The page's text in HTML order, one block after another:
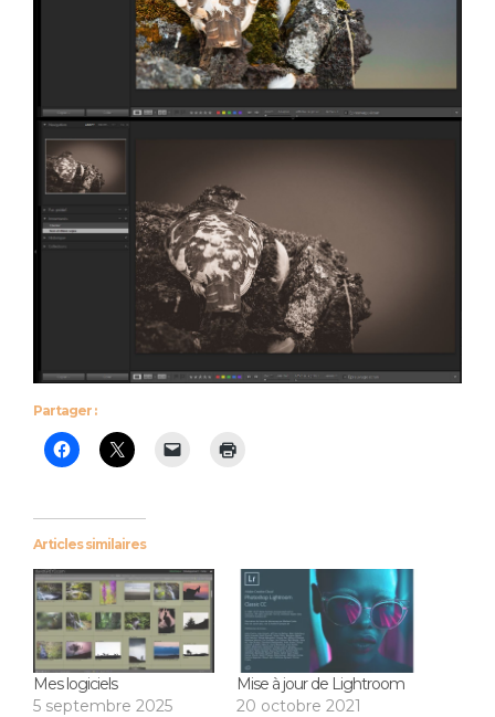
Partager :
Articles similaires
Mes logiciels
5 septembre 2025
Mise à jour de Lightroom
20 octobre 2021